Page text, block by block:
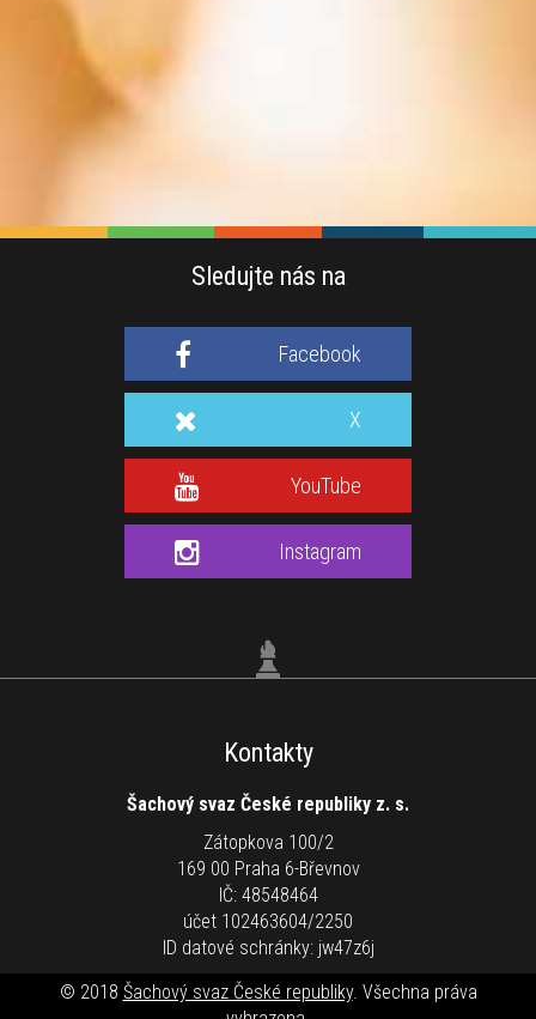
Sledujte nás na
Facebook
X
YouTube
Instagram
Kontakty
Šachový svaz České republiky z. s.
Zátopkova 100/2
169 00 Praha 6-Břevnov
IČ: 48548464
účet 102463604/2250
ID datové schránky: jw47z6j
© 2018 Šachový svaz České republiky. Všechna práva